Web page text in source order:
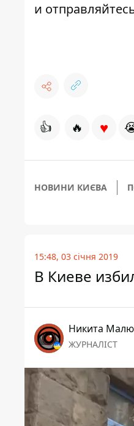
и
👍 🔥 ♥
НОВИНИ КИЄВА
15:48, 03 січня 2019
В Киеве
Никита
ЖУРНАЛІСТ